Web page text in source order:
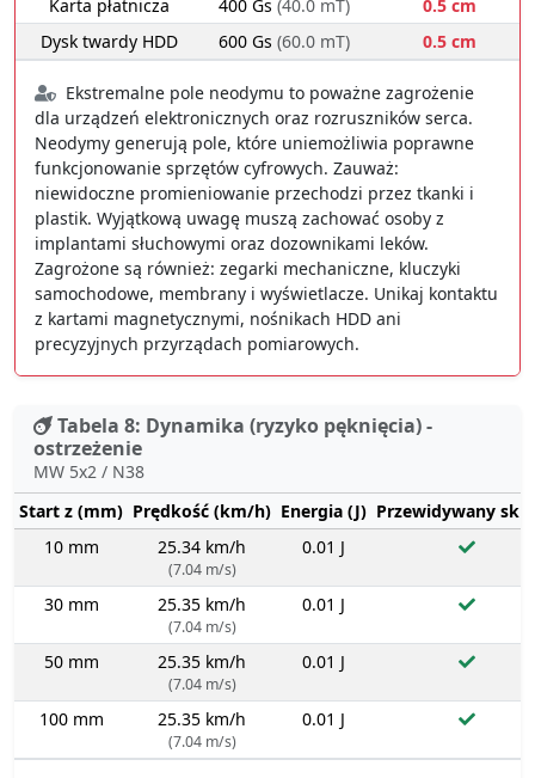
Karta płatnicza
400 Gs (40.0 mT)
0.5 cm
Dysk twardy HDD
600 Gs (60.0 mT) 0.5 cm
Ekstremalne pole neodymu to poważne zagrożenie
dla urządzeń elektronicznych oraz rozruszników serca.
Neodymy generują pole, które uniemożliwia poprawne
funkcjonowanie sprzętów cyfrowych. Zauważ:
niewidoczne promieniowanie przechodzi przez tkanki i
plastik. Wyjątkową uwagę muszą zachować osoby z
implantami słuchowymi oraz dozownikami leków.
Zagrożone są również: zegarki mechaniczne, kluczyki
samochodowe, membrany i wyświetlacze. Unikaj kontaktu
z kartami magnetycznymi, nośnikach HDD ani
precyzyjnych przyrządach pomiarowych.
Tabela 8: Dynamika (ryzyko pęknięcia) -
ostrzeżenie
MW 5x2 / N38
Start z (mm) Prędkość (km/h) Energia (J) Przewidywany
10 mm
25.34 km/h
(7.04 m/s)
0.01 J
30 mm 25.35 km/h
(7.04 m/s)
0.01 J
50 mm 25.35 km/h
(7.04 m/s)
0.01 J
100 mm 25.35 km/h
(7.04 m/s)
0.01 J